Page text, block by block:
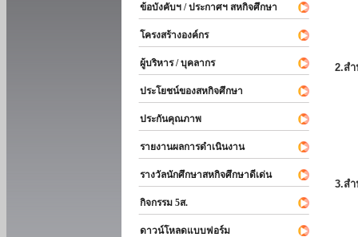
ข้อบังคับฯ / ประกาศฯ สหกิจศึกษา
โครงสร้างองค์กร
ผู้บริหาร / บุคลากร
ประโยชน์ของสหกิจศึกษา
ประกันคุณภาพ
รายงานผลการดำเนินงาน
รางวัลนักศึกษาสหกิจศึกษาดีเด่น
กิจกรรม 5ส.
ดาวน์โหลดแบบฟอร์ม
2.ส
3.ส